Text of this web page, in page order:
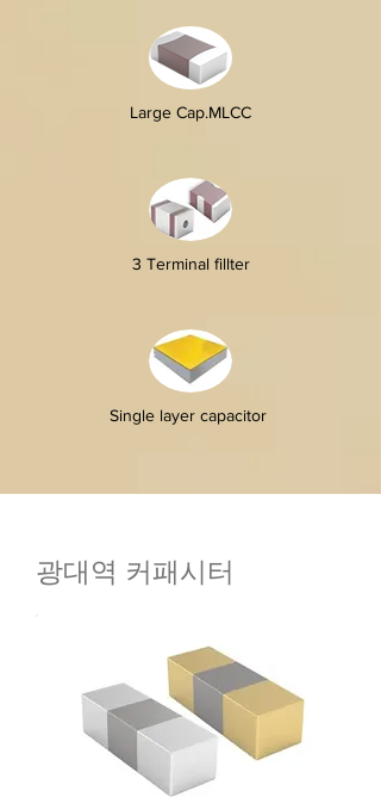
Large Cap.MLCC
3 Terminal fillter
Single layer capacitor
광대역 커패시터